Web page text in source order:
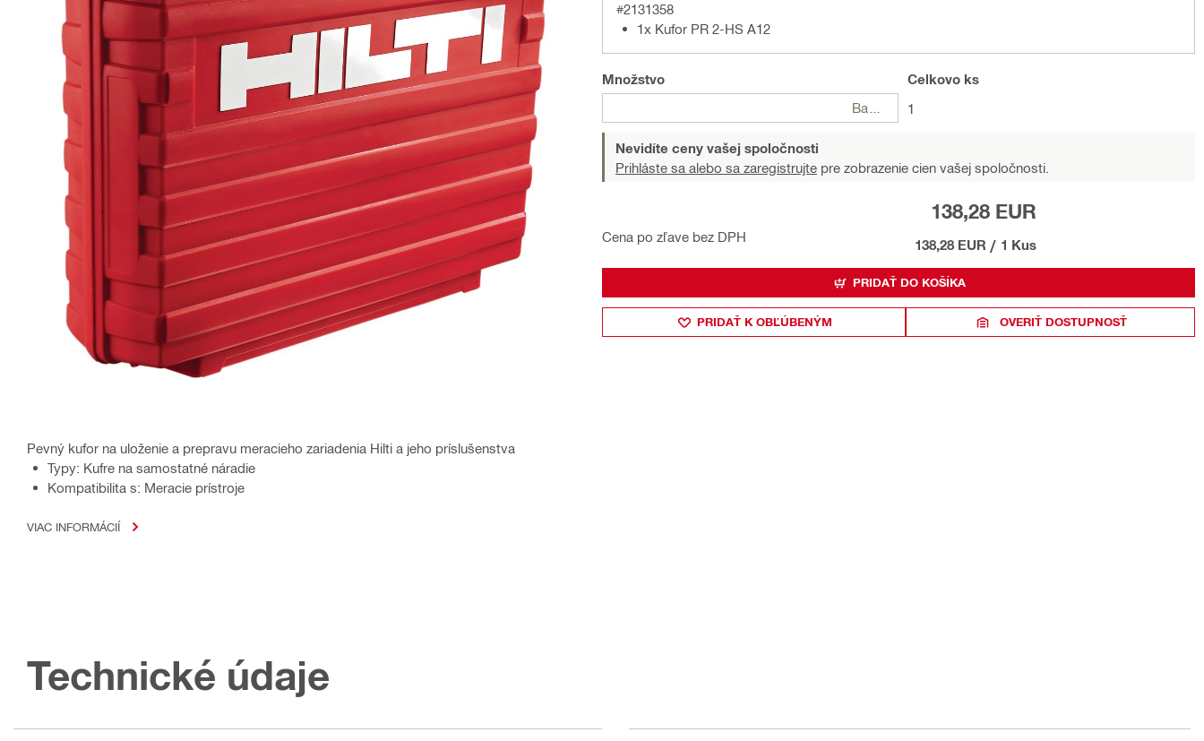
Pevný kufor na uloženie a prepravu meracieho zariadenia Hilti a jeho príslušenstva
Typy: Kufre na samostatné náradie
Kompatibilita s: Meracie prístroje
VIAC INFORMÁCIÍ
#2131358
1x Kufor PR 2-HS A12
Množstvo
Celkovo ks
1
Nevidíte ceny vašej spoločnosti
Prihláste sa alebo sa zaregistrujte pre zobrazenie cien vašej spoločnosti.
Cena po zľave bez DPH
138,28 EUR
138,28 EUR / 1 Kus
PRIDAŤ DO KOŠÍKA
PRIDAŤ K OBĽÚBENÝM OVERIŤ DOSTUPNOSŤ
Technické údaje